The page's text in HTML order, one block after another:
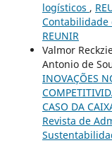
logísticos ,
Contabilidade
REUNIR
Valmor
Antonio de
INOVAÇÕES
CASO DA
Revista de